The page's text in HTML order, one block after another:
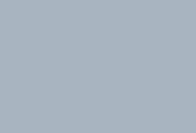
Bingen-Ingelheim und Mainz